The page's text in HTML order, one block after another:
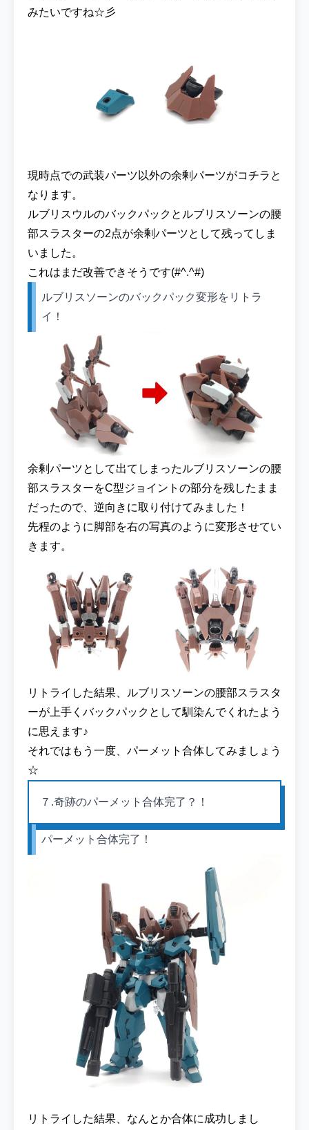
みたいですね☆彡
現時点での武装パーツ以外の余剰パーツがコチラと
なります。
ルブリスウルのバックパックとルブリスソーンの腰
部スラスターの2点が余剰パーツとして残ってしま
いました。
これはまだ改善できそうです(#^.^#)
ルブリスソーンのバックパック変形をリトラ
イ！
余剰パーツとして出てしまったルブリスソーンの腰
部スラスターをC型ジョイントの部分を残したまま
だったので、逆向きに取り付けてみました！
先程のように脚部を右の写真のように変形させてい
きます。
リトライした結果、ルブリスソーンの腰部スラスタ
ーが上手くバックパックとして馴染んでくれたよう
に思えます♪
それではもう一度、パーメット合体してみましょう
☆
７.奇跡のパーメット合体完了？！
パーメット合体完了！
リトライした結果、なんとか合体に成功しまし